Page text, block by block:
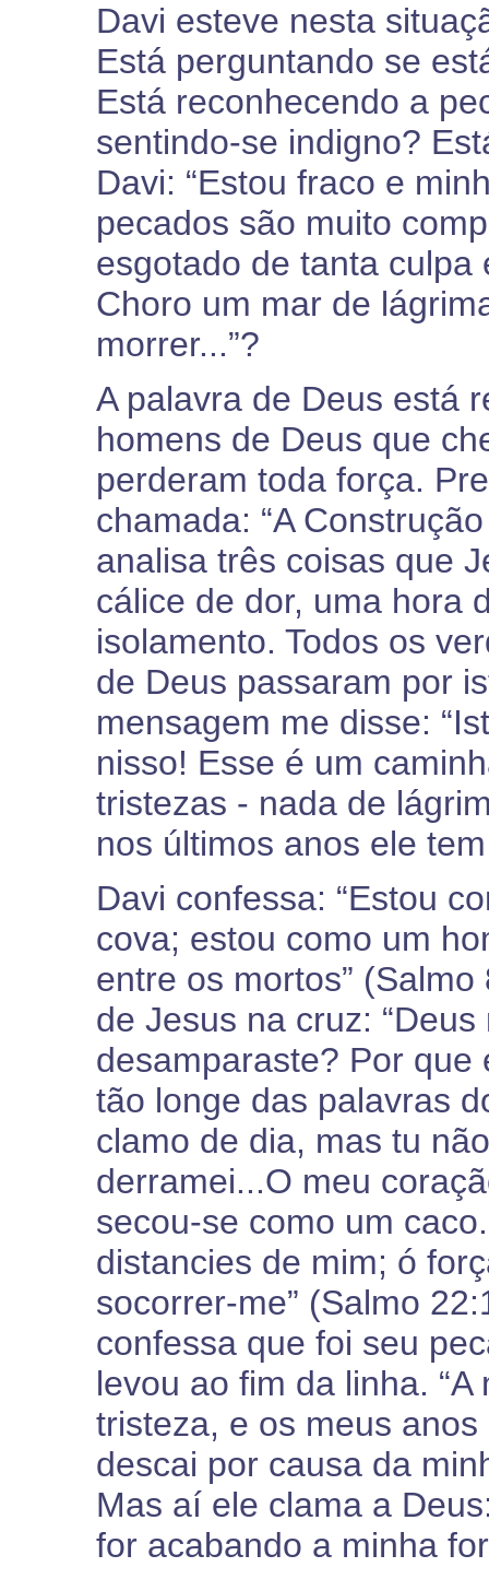
Davi esteve nesta
Está perguntando se
Está reconhecendo a
sentindo-se indigno?
Davi: “Estou fraco e
pecados são muito
esgotado de tanta
Choro um mar de
morrer...”?
A palavra de Deus está
homens de Deus que
perderam toda força.
chamada: “A
analisa três coisas que
cálice de dor, uma hora
isolamento. Todos os
de Deus passaram por
mensagem me disse:
nisso! Esse é um
tristezas - nada de
nos últimos anos ele
Davi confessa: “Estou
cova; estou como um
entre os mortos”
de Jesus na cruz:
desamparaste? Por que
tão longe das palavras
clamo de dia, mas tu
derramei...O meu
secou-se como um
distancies de mim; ó
socorrer-me” (Salmo
confessa que foi seu
levou ao fim da linha.
tristeza, e os meus
descai por causa da
Mas aí ele clama a
for acabando a minha